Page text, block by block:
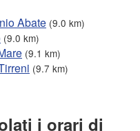
Abate (9.0 km)
(9.0 km)
(9.1 km)
(9.7 km)
i orari di